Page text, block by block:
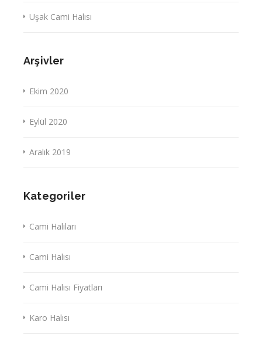
Uşak Cami Halısı
Arşivler
Ekim 2020
Eylül 2020
Aralık 2019
Kategoriler
Cami Halıları
Cami Halısı
Cami Halısı Fiyatları
Karo Halısı